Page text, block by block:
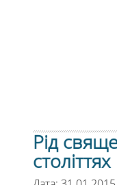
Рід
століттях